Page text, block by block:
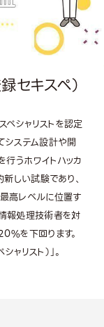
セキスペ）
シャリストを認定
システム設計や開
うホワイトハッカ
しい試験であり、
高レベルに位置す
報処理技術者を対
を下回ります。
リスト）」。